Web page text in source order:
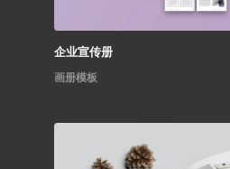
企业宣传册
画册模板